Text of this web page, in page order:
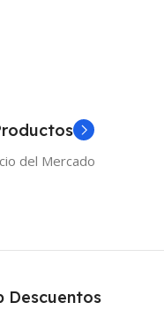
del Mercado
Descuentos